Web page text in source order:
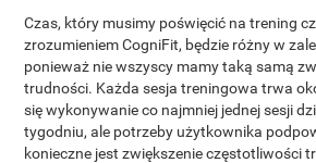
Czas, który musimy poświęcić na trening
zrozumieniem CogniFit, będzie różny w
ponieważ nie wszyscy mamy taką samą
trudności. Każda sesja treningowa trwa
się wykonywanie co najmniej jednej sesji
tygodniu, ale potrzeby użytkownika
konieczne jest zwiększenie częstotliwości